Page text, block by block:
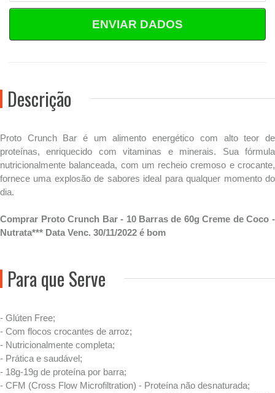
ENVIAR DADOS
Descrição
Proto Crunch Bar é um alimento energético com alto teor de
proteínas, enriquecido com vitaminas e minerais. Sua fórmula
nutricionalmente balanceada, com um recheio cremoso e crocante,
fornece uma explosão de sabores ideal para qualquer momento do
dia.
Comprar Proto Crunch Bar - 10 Barras de 60g Creme de Coco -
Nutrata*** Data Venc. 30/11/2022 é bom
Para que Serve
- Glúten Free;
- Com flocos crocantes de arroz;
- Nutricionalmente completa;
- Prática e saudável;
- 18g-19g de proteína por barra;
- CFM (Cross Flow Microfiltration) - Proteína não desnaturada;